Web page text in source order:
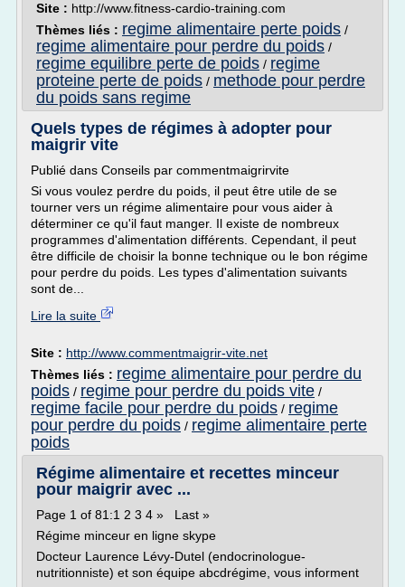
Site : http://www.fitness-cardio-training.com
Thèmes liés : regime alimentaire perte poids /
regime alimentaire pour perdre du poids /
regime equilibre perte de poids / regime
proteine perte de poids / methode pour perdre
du poids sans regime
Quels types de régimes à adopter pour
maigrir vite
Publié dans Conseils par commentmaigrirvite
Si vous voulez perdre du poids, il peut être utile de se
tourner vers un régime alimentaire pour vous aider à
déterminer ce qu'il faut manger. Il existe de nombreux
programmes d'alimentation différents. Cependant, il peut
être difficile de choisir la bonne technique ou le bon régime
pour perdre du poids. Les types d'alimentation suivants
sont de...
Lire la suite
Site : http://www.commentmaigrir-vite.net
Thèmes liés : regime alimentaire pour perdre du
poids / regime pour perdre du poids vite /
regime facile pour perdre du poids / regime
pour perdre du poids / regime alimentaire perte
poids
Régime alimentaire et recettes minceur
pour maigrir avec ...
Page 1 of 81:1 2 3 4 » Last »
Régime minceur en ligne skype
Docteur Laurence Lévy-Dutel (endocrinologue-
nutritionniste) et son équipe abcdrégime, vous informent